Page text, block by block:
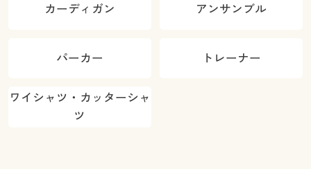
カーディガン アンサンブル
パーカー トレーナー
ワイシャツ・カッターシャ
ツ